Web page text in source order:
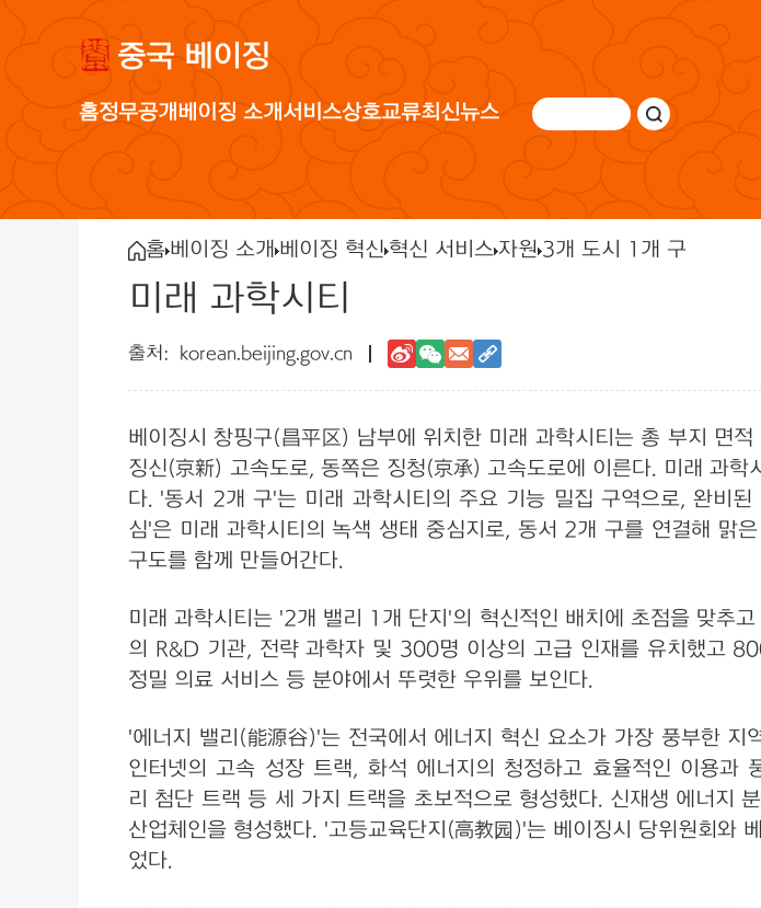
중국 베이징
홈정무공개베이징 소개서비스상호교류최신뉴스
홈 베이징 소개 베이징 혁신 혁신 서비스 자원 3개 도시 1개 구
미래 과학시티
korean.beijing.gov.cn
베이징시 창핑구(昌平区) 남부에 위치한 미래 과학시티는 총 부지 면
징신(京新) 고속도로, 동쪽은 징청(京承) 고속도로에 이른다. 미래 과
다. '동서 2개 구'는 미래 과학시티의 주요 기능 밀집 구역으로, 완비
심'은 미래 과학시티의 녹색 생태 중심지로, 동서 2개 구를 연결해 맑
구도를 함께 만들어간다.
미래 과학시티는 '2개 밸리 1개 단지'의 혁신적인 배치에 초점을 맞추
의 R&D 기관, 전략 과학자 및 300명 이상의 고급 인재를 유치했고
정밀 의료 서비스 등 분야에서 뚜렷한 우위를 보인다.
'에너지 밸리(能源谷)'는 전국에서 에너지 혁신 요소가 가장 풍부한
인터넷의 고속 성장 트랙, 화석 에너지의 청정하고 효율적인 이용과
리 첨단 트랙 등 세 가지 트랙을 초보적으로 형성했다. 신재생 에너지
산업체인을 형성했다. '고등교육단지(高教园)'는 베이징시 당위원회와
었다.